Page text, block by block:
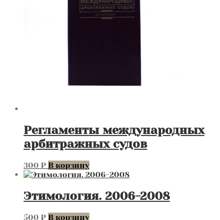
Регламенты международных
арбитражных судов
300 ₽ В корзину
Этимология. 2006-2008
500 ₽ В корзину